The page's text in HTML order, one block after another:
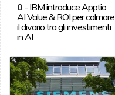
0- IBM introduce Apptio
AI Value & ROI per colmare
il divario tra gli investimenti
in AI